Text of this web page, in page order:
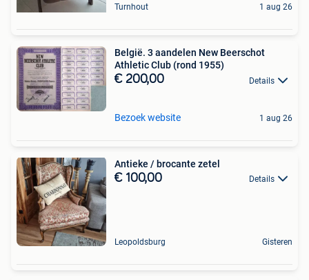
Turnhout 1 aug 26
België. 3 aandelen New Beerschot
Athletic Club (rond 1955)
€ 200,00 Details
Bezoek website 1 aug 26
Antieke / brocante zetel
€ 100,00 Details
Leopoldsburg Gisteren